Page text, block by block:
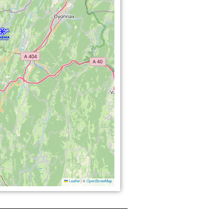
Leaflet |©OpenStreetMap